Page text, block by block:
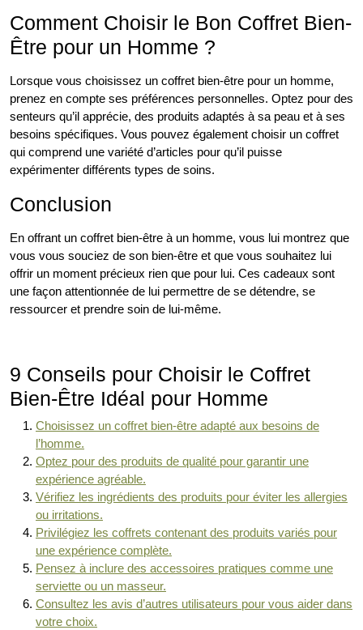
Comment Choisir le Bon Coffret Bien-
Être pour un Homme ?
Lorsque vous choisissez un coffret bien-être pour un homme,
prenez en compte ses préférences personnelles. Optez pour des
senteurs qu’il apprécie, des produits adaptés à sa peau et à ses
besoins spécifiques. Vous pouvez également choisir un coffret
qui comprend une variété d’articles pour qu’il puisse
expérimenter différents types de soins.
Conclusion
En offrant un coffret bien-être à un homme, vous lui montrez que
vous vous souciez de son bien-être et que vous souhaitez lui
offrir un moment précieux rien que pour lui. Ces cadeaux sont
une façon attentionnée de lui permettre de se détendre, se
ressourcer et prendre soin de lui-même.
9 Conseils pour Choisir le Coffret
Bien-Être Idéal pour Homme
Choisissez un coffret bien-être adapté aux besoins de
l’homme.
Optez pour des produits de qualité pour garantir une
expérience agréable.
Vérifiez les ingrédients des produits pour éviter les allergies
ou irritations.
Privilégiez les coffrets contenant des produits variés pour
une expérience complète.
Pensez à inclure des accessoires pratiques comme une
serviette ou un masseur.
Consultez les avis d’autres utilisateurs pour vous aider dans
votre choix.